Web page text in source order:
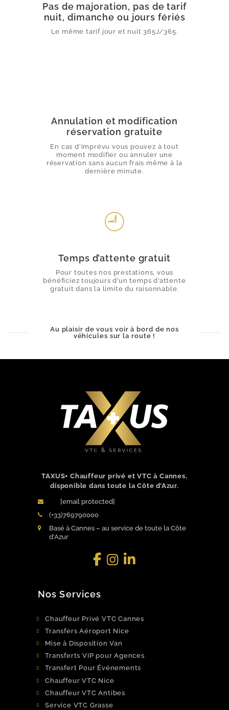
Pas de majoration, pas de tarif
nuit, dimanche ou jours fériés
Le même tarif jour et nuit 365J/365.
Annulation et modification
réservation gratuite
En cas d’imprévu vous pouvez à tout
moment modifier ou annuler une
réservation sans aucun frais même à la
dernière minute.
Temps d’attente gratuit
Pour toutes nos prestations, vous
bénéficiez toujours d’un temps d’attente
gratuit dans la limite du raisonnable.
Au plaisir de vous voir à bord de nos
véhicules sur la route !
TAXUS+ Chauffeur privé et VTC à Cannes,
disponible dans toute la Côte d’Azur.
[email protected]
(+33)769790000
Basé à Cannes – au service de toute la Côte
d’Azur
Facebook
Instagram
Nos Services
Chauffeur Privé VTC Cannes
Transfers Aéroport Nice
Mise à Disposition Van
Transferts VIP pour Agences
Transfert Pour Événements
Chauffeur VTC Nice
Chauffeur VTC Antibes
Service VTC Grasse